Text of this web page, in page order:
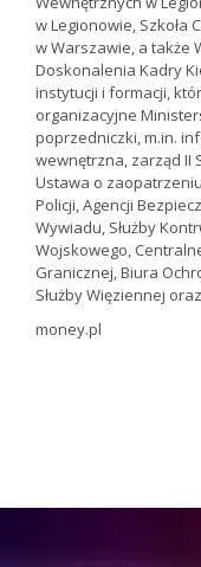
w Legionowie, Szkoła
w Warszawie, a także
Doskonalenia Kadry
instytucji i formacji,
organizacyjne
poprzedniczki, m.in.
wewnętrzna, zarząd II
Ustawa o
Policji, Agencji
Wywiadu, Służby
Wojskowego,
Granicznej, Biura
Służby Więziennej
money.pl